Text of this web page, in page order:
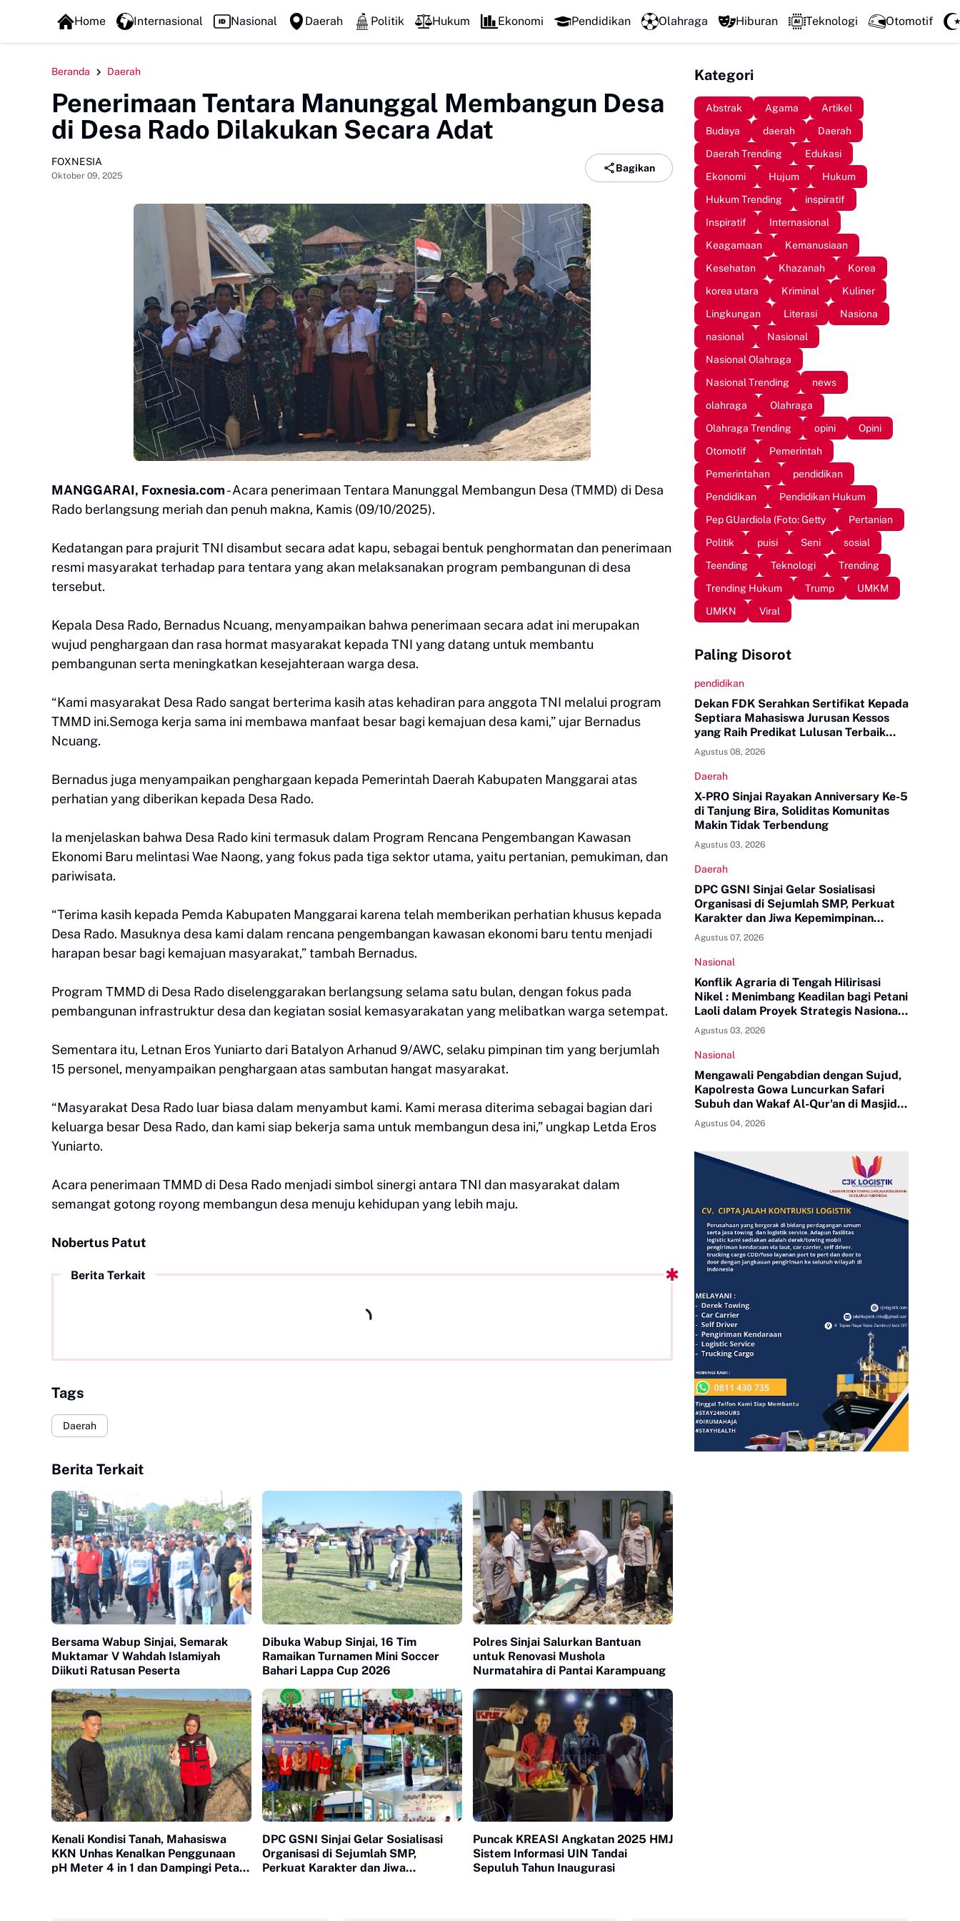
FOXLINE NEWS LPM Penalaran UNM Gelar Sidang Pleno, Evaluasi
Home Internasional Nasional Daerah Politik Hukum Ekonomi Pendidikan Olahraga Hiburan Teknologi Otomotif
Beranda Daerah
Penerimaan Tentara Manunggal Membangun Desa
di Desa Rado Dilakukan Secara Adat
FOXNESIA
Oktober 09, 2025
Bagikan
MANGGARAI, Foxnesia.com- Acara penerimaan Tentara Manunggal Membangun Desa (TMMD) di Desa
Rado berlangsung meriah dan penuh makna, Kamis (09/10/2025).
Kedatangan para prajurit TNI disambut secara adat kapu, sebagai bentuk penghormatan dan penerimaan
resmi masyarakat terhadap para tentara yang akan melaksanakan program pembangunan di desa
tersebut.
Kepala Desa Rado, Bernadus Ncuang, menyampaikan bahwa penerimaan secara adat ini merupakan
wujud penghargaan dan rasa hormat masyarakat kepada TNI yang datang untuk membantu
pembangunan serta meningkatkan kesejahteraan warga desa.
“Kami masyarakat Desa Rado sangat berterima kasih atas kehadiran para anggota TNI melalui program
TMMD ini.Semoga kerja sama ini membawa manfaat besar bagi kemajuan desa kami,” ujar Bernadus
Ncuang.
Bernadus juga menyampaikan penghargaan kepada Pemerintah Daerah Kabupaten Manggarai atas
perhatian yang diberikan kepada Desa Rado.
Ia menjelaskan bahwa Desa Rado kini termasuk dalam Program Rencana Pengembangan Kawasan
Ekonomi Baru melintasi Wae Naong, yang fokus pada tiga sektor utama, yaitu pertanian, pemukiman, dan
pariwisata.
“Terima kasih kepada Pemda Kabupaten Manggarai karena telah memberikan perhatian khusus kepada
Desa Rado. Masuknya desa kami dalam rencana pengembangan kawasan ekonomi baru tentu menjadi
harapan besar bagi kemajuan masyarakat,” tambah Bernadus.
Program TMMD di Desa Rado diselenggarakan berlangsung selama satu bulan, dengan fokus pada
pembangunan infrastruktur desa dan kegiatan sosial kemasyarakatan yang melibatkan warga setempat.
Sementara itu, Letnan Eros Yuniarto dari Batalyon Arhanud 9/AWC, selaku pimpinan tim yang berjumlah
15 personel, menyampaikan penghargaan atas sambutan hangat masyarakat.
“Masyarakat Desa Rado luar biasa dalam menyambut kami. Kami merasa diterima sebagai bagian dari
keluarga besar Desa Rado, dan kami siap bekerja sama untuk membangun desa ini,” ungkap Letda Eros
Yuniarto.
Acara penerimaan TMMD di Desa Rado menjadi simbol sinergi antara TNI dan masyarakat dalam
semangat gotong royong membangun desa menuju kehidupan yang lebih maju.
Nobertus Patut
Berita Terkait
Tags
Daerah
Berita Terkait
Bersama Wabup Sinjai, Semarak
Muktamar V Wahdah Islamiyah
Diikuti Ratusan Peserta
Dibuka Wabup Sinjai, 16 Tim
Ramaikan Turnamen Mini Soccer
Bahari Lappa Cup 2026
Polres Sinjai Salurkan Bantuan
untuk Renovasi Mushola
Nurmatahira di Pantai Karampuang
Kenali Kondisi Tanah, Mahasiswa
KKN Unhas Kenalkan Penggunaan
pH Meter 4 in 1 dan Dampingi Petani
DPC GSNI Sinjai Gelar Sosialisasi
Organisasi di Sejumlah SMP,
Perkuat Karakter dan Jiwa
Puncak KREASI Angkatan 2025 HMJ
Sistem Informasi UIN Tandai
Sepuluh Tahun Inaugurasi
Kategori
Abstrak Agama
Artikel
Budaya
daerah
Daerah
Daerah Trending
Edukasi
Ekonomi
Hujum
Hukum
Hukum Trending
inspiratif
Inspiratif
Internasional
Keagamaan
Kemanusiaan
Kesehatan
Khazanah
Korea
korea utara
Kriminal
Kuliner
Lingkungan
Literasi
Nasiona
nasional
Nasional
Nasional Olahraga
Nasional Trending
news
olahraga
Olahraga
Olahraga Trending
opini
Opini
Otomotif
Pemerintah
Pemerintahan
pendidikan
Pendidikan
Pendidikan Hukum
Pep GUardiola (Foto: Getty
Pertanian
Politik
puisi Seni
sosial
Teending
Teknologi
Trending
Trending Hukum
Trump
UMKM
UMKN
Viral
Paling Disorot
pendidikan
Dekan FDK Serahkan Sertifikat Kepada
Septiara Mahasiswa Jurusan Kessos
yang Raih Predikat Lulusan Terbaik
Tingkat UINAM
Agustus 08, 2026
Daerah
X-PRO Sinjai Rayakan Anniversary Ke-5
di Tanjung Bira, Soliditas Komunitas
Makin Tidak Terbendung
Agustus 03, 2026
Daerah
DPC GSNI Sinjai Gelar Sosialisasi
Organisasi di Sejumlah SMP, Perkuat
Karakter dan Jiwa Kepemimpinan
Pelajar
Agustus 07, 2026
Nasional
Konflik Agraria di Tengah Hilirisasi
Nikel : Menimbang Keadilan bagi Petani
Laoli dalam Proyek Strategis Nasional
PT Indonesia Huali Industry Park
Agustus 03, 2026
Nasional
Mengawali Pengabdian dengan Sujud,
Kapolresta Gowa Luncurkan Safari
Subuh dan Wakaf Al-Qur'an di Masjid
Tua
Agustus 04, 2026